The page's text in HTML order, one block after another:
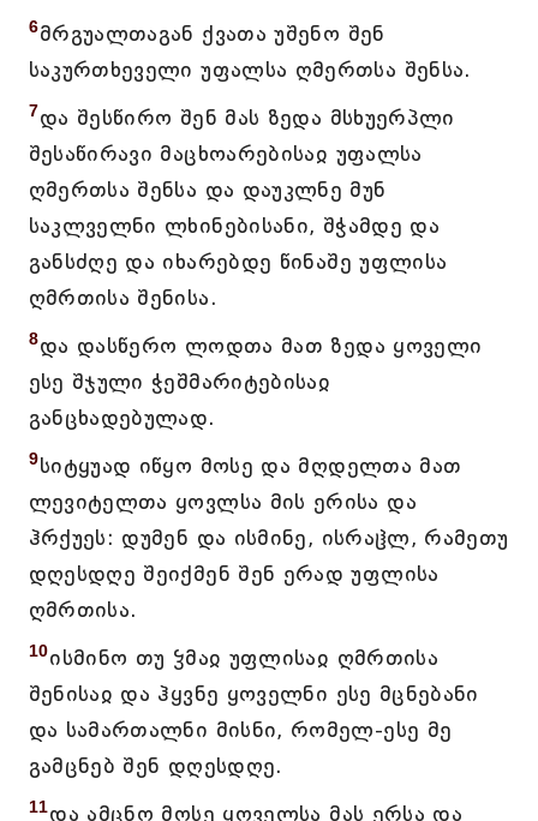
6მრგუალთაგან ქვათა უშენო შენ
საკურთხეველი უფალსა ღმერთსა შენსა.
7და შესწირო შენ მას ზედა მსხუერპლი
შესაწირავი მაცხოარებისაჲ უფალსა
ღმერთსა შენსა და დაუკლნე მუნ
საკლველნი ლხინებისანი, შჭამდე და
განსძღე და იხარებდე წინაშე უფლისა
ღმრთისა შენისა.
8და დასწერო ლოდთა მათ ზედა ყოველი
ესე შჯული ჭეშმარიტებისაჲ
განცხადებულად.
9სიტყუად იწყო მოსე და მღდელთა მათ
ლევიტელთა ყოვლსა მის ერისა და
ჰრქუეს: დუმენ და ისმინე, ისრაჱლ, რამეთუ
დღესდღე შეიქმენ შენ ერად უფლისა
ღმრთისა.
10ისმინო თუ ჴმაჲ უფლისაჲ ღმრთისა
შენისაჲ და ჰყვნე ყოველნი ესე მცნებანი
და სამართალნი მისნი, რომელ-ესე მე
გამცნებ შენ დღესდღე.
11და ამცნო მოსე ყოველსა მას ერსა და